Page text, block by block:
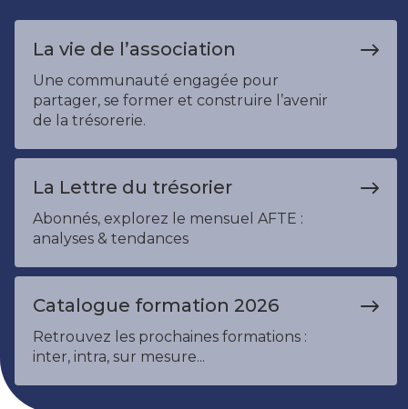
La vie de l’association
Une communauté engagée pour
partager, se former et construire l’avenir
de la trésorerie.
La Lettre du trésorier
Abonnés, explorez le mensuel AFTE :
analyses & tendances
Catalogue formation 2026
Retrouvez les prochaines formations :
inter, intra, sur mesure...